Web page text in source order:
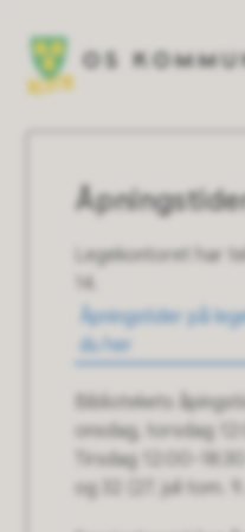
Legekontoret har
14.
Åpningstider på
du her
Bibliotekets
onsdag, torsdag
Tirsdag 12:00-18:30
og 32 (27. juli tom. 9.